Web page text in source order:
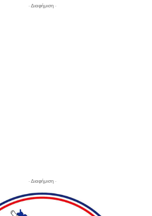
- Διαφήμιση -
- Διαφήμιση -